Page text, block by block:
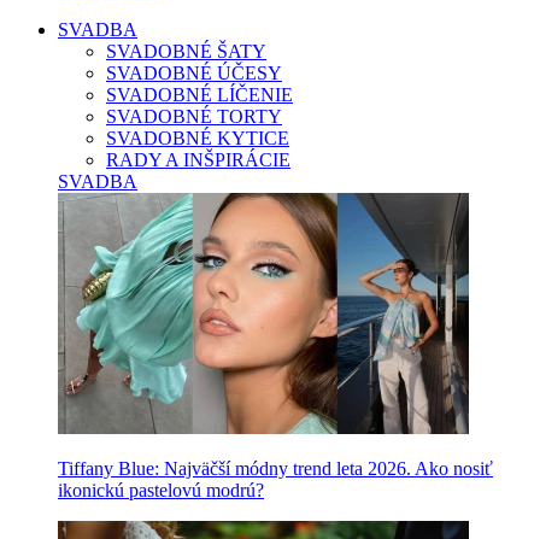
SVADBA
SVADOBNÉ ŠATY
SVADOBNÉ ÚČESY
SVADOBNÉ LÍČENIE
SVADOBNÉ TORTY
SVADOBNÉ KYTICE
RADY A INŠPIRÁCIE
SVADBA
Tiffany Blue: Najväčší módny trend leta 2026. Ako nosiť
ikonickú pastelovú modrú?